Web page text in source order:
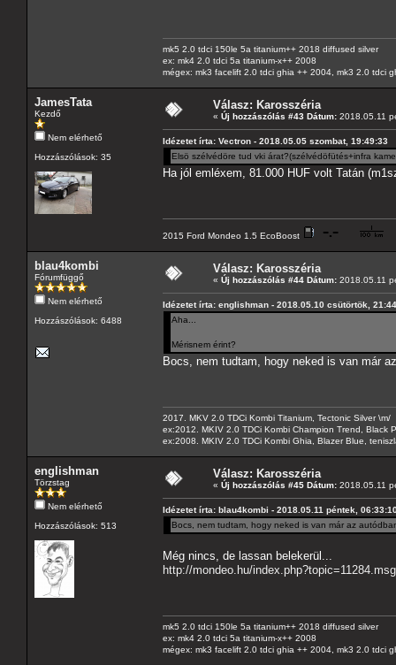
mk5 2.0 tdci 150le 5a titanium++ 2018 diffused silver
ex: mk4 2.0 tdci 5a titanium-x++ 2008
mégex: mk3 facelift 2.0 tdci ghia ++ 2004, mk3 2.0 tdci
JamesTata
Kezdő
Nem elérhető
Hozzászólások: 35
Válasz: Karosszéria
« Új hozzászólás #43 Dátum: 2018.05.11
Idézetet írta: Vectron - 2018.05.05 szombat, 19:49:33
Elsö szélvédöre tud vki árat?(szélvédöfütés+infra
Ha jól emléxem, 81.000 HUF volt Tatán
2015 Ford Mondeo 1.5 EcoBoost
blau4kombi
Fórumfüggő
Nem elérhető
Hozzászólások: 6488
Válasz: Karosszéria
« Új hozzászólás #44 Dátum: 2018.05.11
Idézetet írta: englishman - 2018.05.10 csütörtök,
Aha...
Mérisnem érint?
Bocs, nem tudtam, hogy neked is van már
2017. MKV 2.0 TDCi Kombi Titanium, Tectonic Silver \m/
ex:2012. MKIV 2.0 TDCi Kombi Champion Trend, Black
ex:2008. MKIV 2.0 TDCi Kombi Ghia, Blazer Blue,
englishman
Törzstag
Nem elérhető
Hozzászólások: 513
Válasz: Karosszéria
« Új hozzászólás #45 Dátum: 2018.05.11
Idézetet írta: blau4kombi - 2018.05.11 péntek,
Bocs, nem tudtam, hogy neked is van már az
Még nincs, de lassan belekerül...
http://mondeo.hu/
mk5 2.0 tdci 150le 5a titanium++ 2018 diffused silver
ex: mk4 2.0 tdci 5a titanium-x++ 2008
mégex: mk3 facelift 2.0 tdci ghia ++ 2004, mk3 2.0 tdci